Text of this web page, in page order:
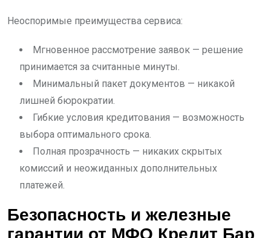
Неоспоримые преимущества сервиса:
Мгновенное рассмотрение заявок — решение
принимается за считанные минуты.
Минимальный пакет документов — никакой
лишней бюрократии.
Гибкие условия кредитования — возможность
выбора оптимального срока.
Полная прозрачность — никаких скрытых
комиссий и неожиданных дополнительных
платежей.
Безопасность и железные